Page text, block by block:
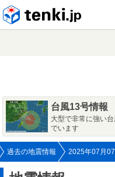
台風13号情報
大型で非常に強い
でいます
過去の地震情報 2025年07月07